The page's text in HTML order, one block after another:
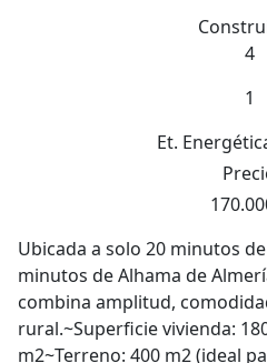
4
1
Et.
Ubicada a solo 20 minutos
minutos de Alhama de
combina amplitud,
rural.~Superficie vivienda:
m2~Terreno: 400 m2 (ideal